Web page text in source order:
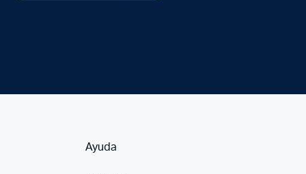
Ayuda